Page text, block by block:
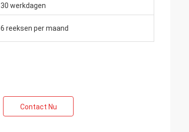
30 werkdagen
6 reeksen per maand
Contact Nu